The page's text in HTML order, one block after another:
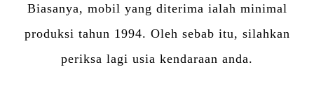
Biasanya, mobil yang diterima ialah minimal
produksi tahun 1994. Oleh sebab itu, silahkan
periksa lagi usia kendaraan anda.